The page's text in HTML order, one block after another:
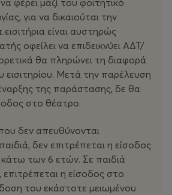
πιο εγκληματικές. Δεν ακούγεται
συνείδησης». Έμεινε σκέτη η
κακόμοιρων και
της παράστασης είναι
μπανάλ καθημερινότητα. Η Ρόη, η
η Τζένη, ο Χρήστος και η κυρία
πήδηξαν έξω από τις σελίδες του
εγκλήματα που συναντάμε και
ανυποψίαστοι για το τί μπορεί να
τους».
φέρει μαζί του φοιτητικό
για να δικαιούται την
είναι αυστηρώς
οφείλει να επιδεικνύει ΑΔΤ/
θα πληρώνει τη διαφορά
εισιτηρίου. Μετά την παρέλευση
της παράστασης, δε θα
στο θέατρο.
δεν απευθύνονται
δεν επιτρέπεται η είσοδος
κάτω των 6 ετών. Σε παιδιά
επιτρέπεται η είσοδος στο
του εκάστοτε μειωμένου